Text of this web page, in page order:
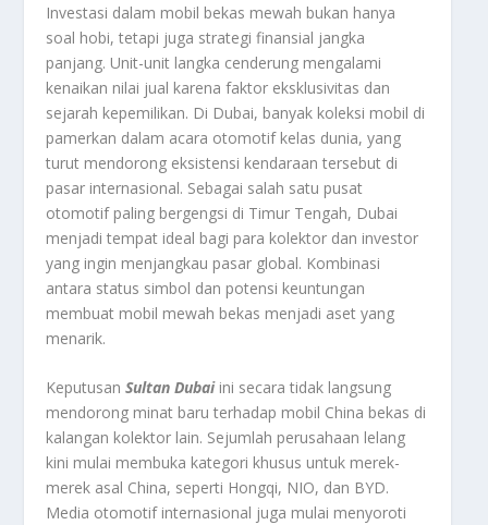
Investasi dalam mobil bekas mewah bukan hanya
soal hobi, tetapi juga strategi finansial jangka
panjang. Unit-unit langka cenderung mengalami
kenaikan nilai jual karena faktor eksklusivitas dan
sejarah kepemilikan. Di Dubai, banyak koleksi mobil di
pamerkan dalam acara otomotif kelas dunia, yang
turut mendorong eksistensi kendaraan tersebut di
pasar internasional. Sebagai salah satu pusat
otomotif paling bergengsi di Timur Tengah, Dubai
menjadi tempat ideal bagi para kolektor dan investor
yang ingin menjangkau pasar global. Kombinasi
antara status simbol dan potensi keuntungan
membuat mobil mewah bekas menjadi aset yang
menarik.
KeputusanSultan Dubai ini secara tidak langsung
mendorong minat baru terhadap mobil China bekas di
kalangan kolektor lain. Sejumlah perusahaan lelang
kini mulai membuka kategori khusus untuk merek-
merek asal China, seperti Hongqi, NIO, dan BYD.
Media otomotif internasional juga mulai menyoroti